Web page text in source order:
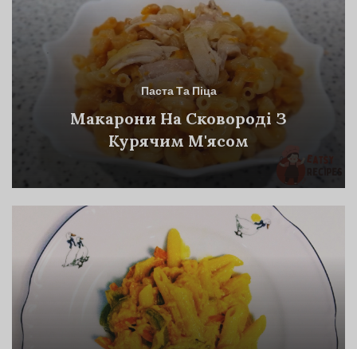
Паста Та Піца
Макарони На Сковороді З
Курячим М'ясом